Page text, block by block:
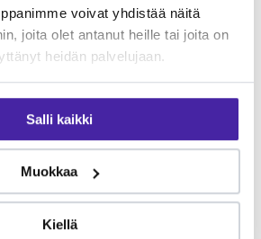
voivat yhdistää näitä
joita olet antanut heille tai joita on
heidän palvelujaan.
Salli kaikki
Muokkaa
Kiellä